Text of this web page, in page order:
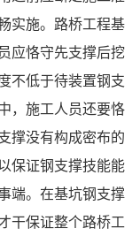
实施。路桥工程基
应恪守先支撑后挖
不低于待装置钢支
，施工人员还要恪
撑没有构成密布的
保证钢支撑技能能
端。在基坑钢支撑
干保证整个路桥工